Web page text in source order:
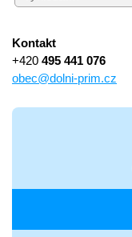
Kontakt
+420 495 441 076
obec@dolni-prim.cz